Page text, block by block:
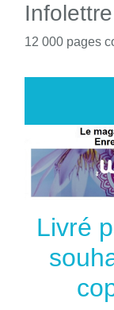
Infolettre
12 000 pages
Livré